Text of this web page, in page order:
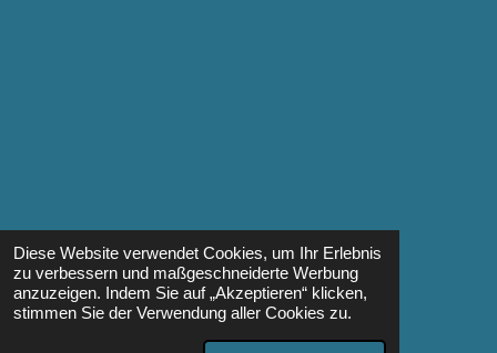
Diese Website verwendet Cookies, um Ihr Erlebnis
zu verbessern und maßgeschneiderte Werbung
anzuzeigen. Indem Sie auf „Akzeptieren“ klicken,
stimmen Sie der Verwendung aller Cookies zu.